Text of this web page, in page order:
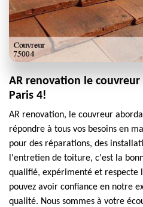
AR renovation le couvreur
Paris 4!
AR renovation, le couvreur
répondre à tous vos besoins en
pour des réparations, des
l'entretien de toiture, c'est la
qualifié, expérimenté et respecte
pouvez avoir confiance en notre
qualité. Nous sommes à votre